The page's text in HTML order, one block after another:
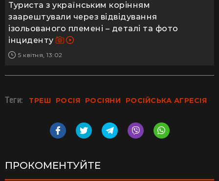
Туриста з українським корінням
заарештували через відвідування
ізольованого племені – деталі та фото
інциденту
5 квітня, 13:02
Теги: ТРЕШ РОСІЯ РОСІЯНИ РОСІЙСЬКА АГРЕСІЯ
ПРОКОМЕНТУЙТЕ